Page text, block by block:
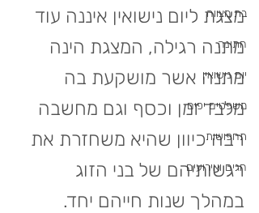
בת מצווה
חתונה
יום נישואין
משפטים יפים
תחפושות
חגים ואירועים
מצגת ליום נישואין איננה עוד
מתנה רגילה, המצגת הינה
מתנה אשר מושקעת בה
מלבד זמן וכסף וגם מחשבה
רבה כיוון שהיא משחזרת את
רגשותיהם של בני הזוג
במהלך שנות חייהם יחד.